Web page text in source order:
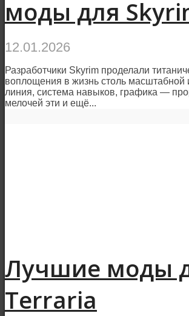
моды для
12.01.2026
Разработчики Skyrim проделали
воплощения в жизнь столь
линия, система навыков, графика —
мелочей эти и ещё...
Лучшие моды
Terraria